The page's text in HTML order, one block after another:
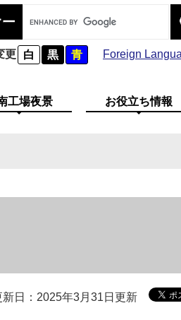
更 白 黒 青 Foreign
工場夜景 お役立ち情報
新日：2025年3月31日更新